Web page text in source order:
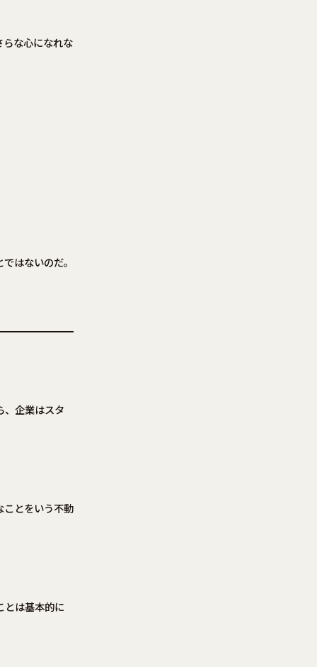
な心になれな
はないのだ。
、企業はスタ
ことをいう不動
とは基本的に